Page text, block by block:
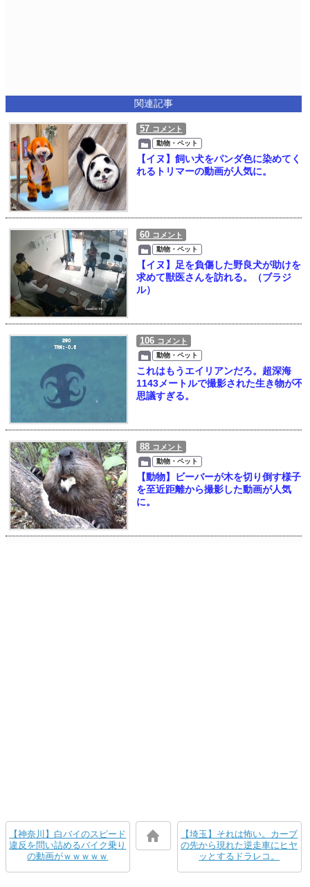
関連記事
57 コメント
動物・ペット
【イヌ】飼い犬をパンダ色に染めてく
れるトリマーの動画が人気に。
60 コメント
動物・ペット
【イヌ】足を負傷した野良犬が助けを
求めて獣医さんを訪れる。（ブラジ
ル）
106 コメント
動物・ペット
これはもうエイリアンだろ。超深海
1143メートルで撮影された生き物が不
思議すぎる。
88 コメント
動物・ペット
【動物】ビーバーが木を切り倒す様子
を至近距離から撮影した動画が人気
に。
【神奈川】白バイのスピード
違反を問い詰めるバイク乗り
の動画がｗｗｗｗｗ
【埼玉】それは怖い。カーブ
の先から現れた逆走車にヒヤ
ッとするドラレコ。